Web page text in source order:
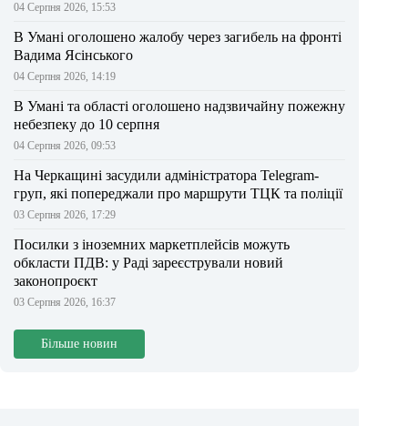
04 Серпня 2026, 15:53
В Умані оголошено жалобу через загибель на фронті
Вадима Ясінського
04 Серпня 2026, 14:19
В Умані та області оголошено надзвичайну пожежну
небезпеку до 10 серпня
04 Серпня 2026, 09:53
На Черкащині засудили адміністратора Telegram-
груп, які попереджали про маршрути ТЦК та поліції
03 Серпня 2026, 17:29
Посилки з іноземних маркетплейсів можуть
обкласти ПДВ: у Раді зареєстрували новий
законопроєкт
03 Серпня 2026, 16:37
Більше новин